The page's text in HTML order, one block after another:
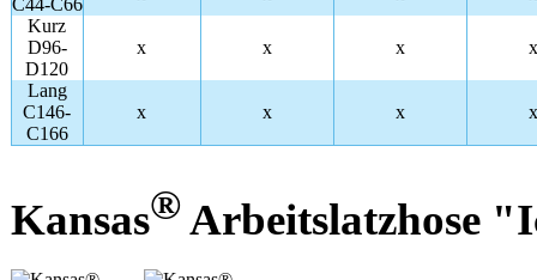
Kurz
D96-
D120
x x x x
Lang
C146-
C166
x x x x
Kansas®Arbeitslatzhose